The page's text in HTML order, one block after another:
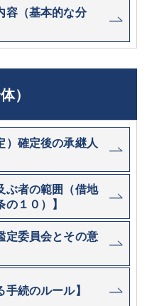
容（基本的な分
）
）確定後の承継人
ぶ者の範囲（借地
１０）】
定委員会とその意
続のルール】